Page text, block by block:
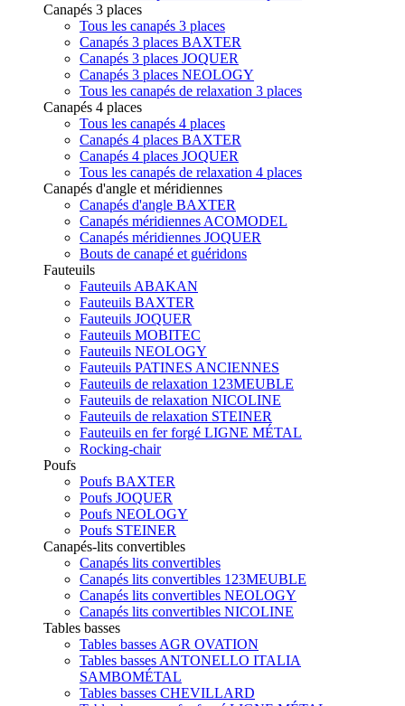
Canapés 3 places
Tous les canapés 3 places
Canapés 3 places BAXTER
Canapés 3 places JOQUER
Canapés 3 places NEOLOGY
Tous les canapés de relaxation 3 places
Canapés 4 places
Tous les canapés 4 places
Canapés 4 places BAXTER
Canapés 4 places JOQUER
Tous les canapés de relaxation 4 places
Canapés d'angle et méridiennes
Canapés d'angle BAXTER
Canapés méridiennes ACOMODEL
Canapés méridiennes JOQUER
Bouts de canapé et guéridons
Fauteuils
Fauteuils ABAKAN
Fauteuils BAXTER
Fauteuils JOQUER
Fauteuils MOBITEC
Fauteuils NEOLOGY
Fauteuils PATINES ANCIENNES
Fauteuils de relaxation 123MEUBLE
Fauteuils de relaxation NICOLINE
Fauteuils de relaxation STEINER
Fauteuils en fer forgé LIGNE MÉTAL
Rocking-chair
Poufs
Poufs BAXTER
Poufs JOQUER
Poufs NEOLOGY
Poufs STEINER
Canapés-lits convertibles
Canapés lits convertibles
Canapés lits convertibles 123MEUBLE
Canapés lits convertibles NEOLOGY
Canapés lits convertibles NICOLINE
Tables basses
Tables basses AGR OVATION
Tables basses ANTONELLO ITALIA
SAMBOMÉTAL
Tables basses CHEVILLARD